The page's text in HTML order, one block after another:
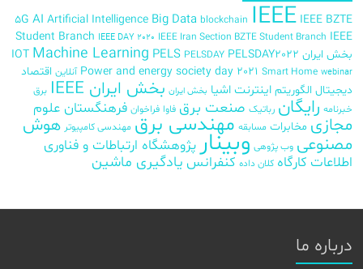
5G AI Artificial Intelligence Big Data blockchain IEEE IEEE BZTE
Student Branch IEEE DAY 2020 IEEE Iran Section BZTE Student Branch IEEE
بخش ایران
IOT Machine Learning PELS PELSDAY PELSDAY2022
Power and energy society day 2021 Smart Home webinar آنلاین اقتصاد
دیجیتال الگوریتم اینترنت اشیا بخش ایران بخش ایران IEEE
برق
خبرنامه رایگان رباتیک صنعت برق فاوا فراخوان فرهنگستان علوم
مجازی مخابرات مسابقه مهندسی برق مهندسی کامپیوتر هوش
مصنوعی وب پژوهی وبینارپژوهشگاه ارتباطات و فناوری
اطلاعات کارگاه کلان داده کنفرانس یادگیری ماشین
درباره ما